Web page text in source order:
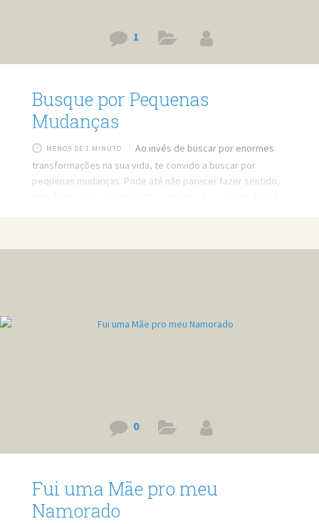
1
Busque por Pequenas
Mudanças
MENOS DE 1 MINUTO
Ao invés de buscar por enormes
transformações na sua vida, te convido a buscar por
pequenas mudanças. Pode até não parecer fazer sentido,
0
Fui uma Mãe pro meu
Namorado